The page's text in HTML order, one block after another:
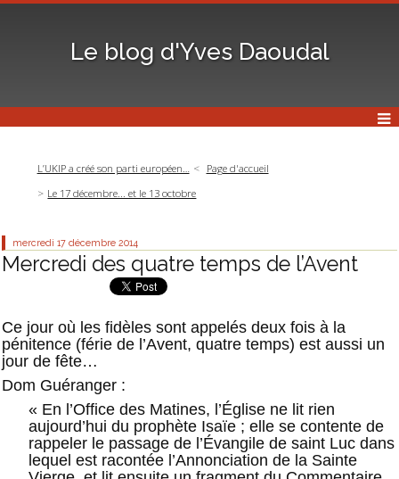
Le blog d'Yves Daoudal
L’UKIP a créé son parti européen…
Page d'accueil
Le 17 décembre... et le 13 octobre
mercredi 17 décembre 2014
Mercredi des quatre temps de l’Avent
Ce jour où les fidèles sont appelés deux fois à la
pénitence (férie de l’Avent, quatre temps) est aussi un
jour de fête…
Dom Guéranger :
« En l’Office des Matines, l’Église ne lit rien
aujourd’hui du prophète Isaïe ; elle se contente de
rappeler le passage de l’Évangile de saint Luc dans
lequel est racontée l’Annonciation de la Sainte